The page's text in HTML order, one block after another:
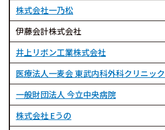
株式会社一乃松
伊藤会計株式会社
井上リボン工業株式会社
医療法人一麦会 東武内科外科クリニック
一般財団法人 今立中央病院
株式会社 Eうの